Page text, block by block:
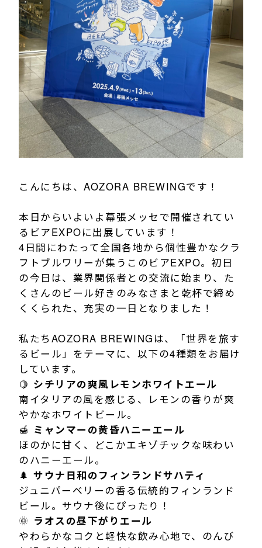
こんにちは、AOZORA BREWINGです！
本日からいよいよ幕張メッセで開催されてい
るビアEXPOに出展しています！
4日間にわたって全国各地から個性豊かなクラ
フトブルワリーが集うこのビアEXPO。初日
の今日は、業界関係者との交流に始まり、た
くさんのビール好きのみなさまと乾杯で締め
くくられた、充実の一日となりました！
私たちAOZORA BREWINGは、「世界を旅す
るビール」をテーマに、以下の4種類をお届け
しています。
🍋 シチリアの爽風レモンホワイトエール
南イタリアの風を感じる、レモンの香りが爽
やかなホワイトビール。
🍯 ミャンマーの黄昏ハニーエール
ほのかに甘く、どこかエキゾチックな味わい
のハニーエール。
🌲サウナ日和のフィンランドサハティ
ジュニパーベリーの香る伝統的フィンランド
ビール。サウナ後にぴったり！
🌞 ラオスの昼下がりエール
やわらかなコクと軽快な飲み心地で、のんび